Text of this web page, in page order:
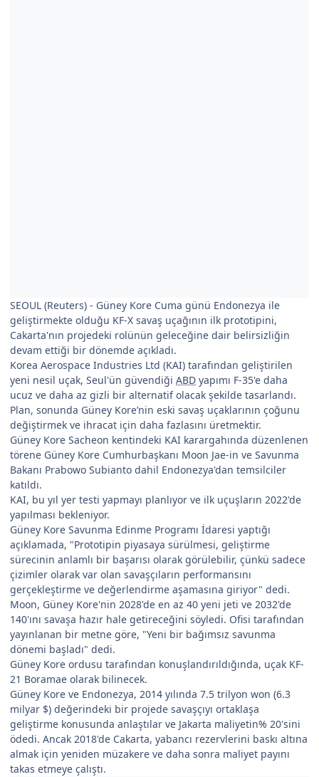
SEOUL (Reuters) - Güney Kore Cuma günü Endonezya ile
geliştirmekte olduğu KF-X savaş uçağının ilk prototipini,
Cakarta'nın projedeki rolünün geleceğine dair belirsizliğin
devam ettiği bir dönemde açıkladı.
Korea Aerospace Industries Ltd (KAI) tarafından geliştirilen
yeni nesil uçak, Seul'ün güvendiği ABD yapımı F-35'e daha
ucuz ve daha az gizli bir alternatif olacak şekilde tasarlandı.
Plan, sonunda Güney Kore’nin eski savaş uçaklarının çoğunu
değiştirmek ve ihracat için daha fazlasını üretmektir.
Güney Kore Sacheon kentindeki KAI karargahında düzenlenen
törene Güney Kore Cumhurbaşkanı Moon Jae-in ve Savunma
Bakanı Prabowo Subianto dahil Endonezya'dan temsilciler
katıldı.
KAI, bu yıl yer testi yapmayı planlıyor ve ilk uçuşların 2022'de
yapılması bekleniyor.
Güney Kore Savunma Edinme Programı İdaresi yaptığı
açıklamada, "Prototipin piyasaya sürülmesi, geliştirme
sürecinin anlamlı bir başarısı olarak görülebilir, çünkü sadece
çizimler olarak var olan savaşçıların performansını
gerçekleştirme ve değerlendirme aşamasına giriyor" dedi.
Moon, Güney Kore'nin 2028'de en az 40 yeni jeti ve 2032'de
140'ını savaşa hazır hale getireceğini söyledi. Ofisi tarafından
yayınlanan bir metne göre, "Yeni bir bağımsız savunma
dönemi başladı" dedi.
Güney Kore ordusu tarafından konuşlandırıldığında, uçak KF-
21 Boramae olarak bilinecek.
Güney Kore ve Endonezya, 2014 yılında 7.5 trilyon won (6.3
milyar $) değerindeki bir projede savaşçıyı ortaklaşa
geliştirme konusunda anlaştılar ve Jakarta maliyetin% 20'sini
ödedi. Ancak 2018'de Cakarta, yabancı rezervlerini baskı altına
almak için yeniden müzakere ve daha sonra maliyet payını
takas etmeye çalıştı.